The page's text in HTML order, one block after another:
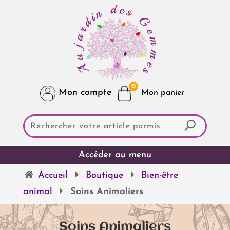
Mon compte
0
Accueil Boutique
Bien-être
animal
Soins Animaliers
Soins Animaliers